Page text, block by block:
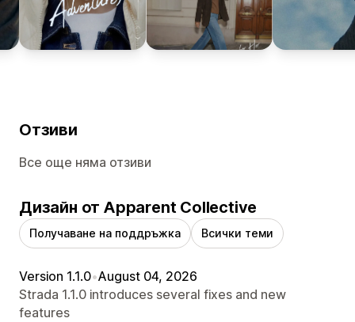
Отзиви
Все още няма отзиви
Дизайн от Apparent Collective
Получаване на поддръжка Всички теми
Version 1.1.0•August 04, 2026
Strada 1.1.0 introduces several fixes and new
features